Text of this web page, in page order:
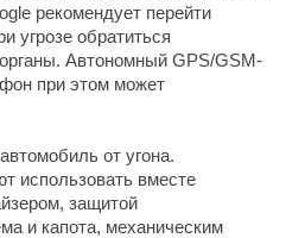
рекомендует перейти
угрозе обратиться
Автономный GPS/GSM-
при этом может
от угона.
использовать вместе
защитой
и капота, механическим